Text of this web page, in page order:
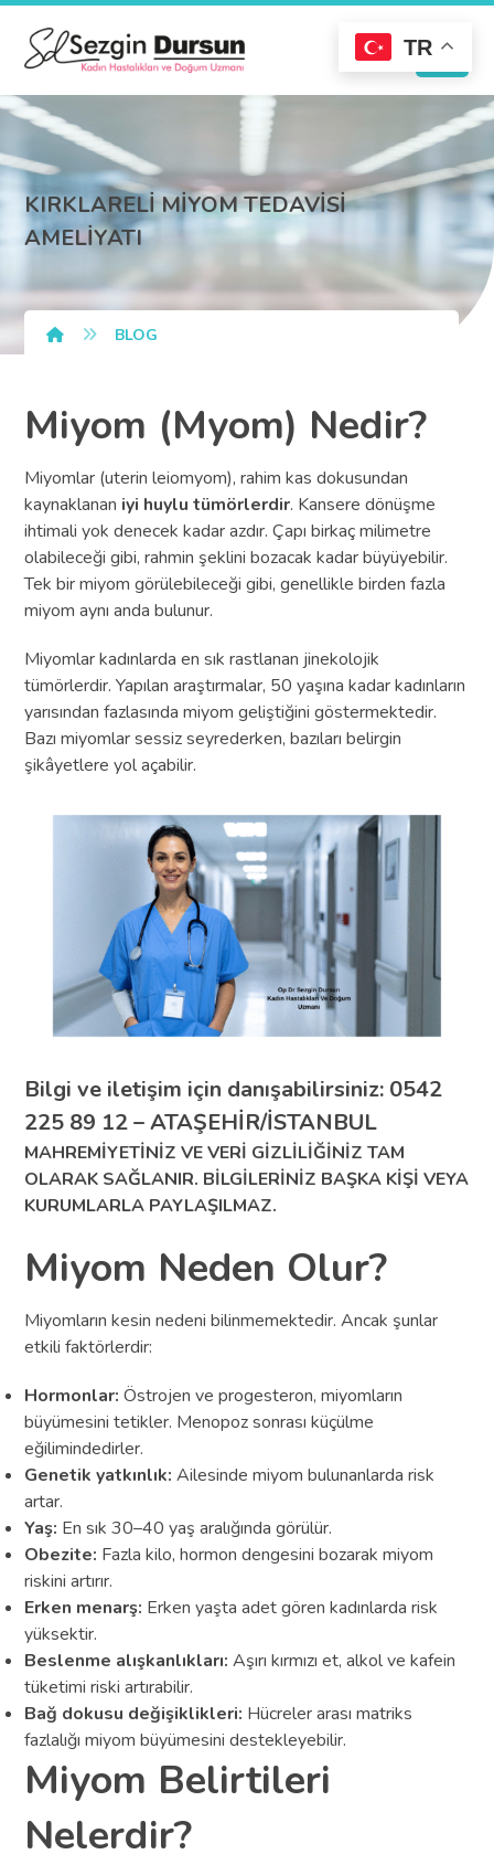
KIRKLARELİ MİYOM TEDAVİSİ
AMELİYATI
BLOG
Miyom (Myom) Nedir?
Miyomlar (uterin leiomyom), rahim kas dokusundan
kaynaklanan iyi huylu tümörlerdir. Kansere dönüşme
ihtimali yok denecek kadar azdır. Çapı birkaç milimetre
olabileceği gibi, rahmin şeklini bozacak kadar büyüyebilir.
Tek bir miyom görülebileceği gibi, genellikle birden fazla
miyom aynı anda bulunur.
Miyomlar kadınlarda en sık rastlanan jinekolojik
tümörlerdir. Yapılan araştırmalar, 50 yaşına kadar kadınların
yarısından fazlasında miyom geliştiğini göstermektedir.
Bazı miyomlar sessiz seyrederken, bazıları belirgin
şikâyetlere yol açabilir.
Bilgi ve iletişim için danışabilirsiniz: 0542
225 89 12 – ATAŞEHİR/İSTANBUL
MAHREMİYETİNİZ VE VERİ GİZLİLİĞİNİZ TAM
OLARAK SAĞLANIR. BİLGİLERİNİZ BAŞKA KİŞİ VEYA
KURUMLARLA PAYLAŞILMAZ.
Miyom Neden Olur?
Miyomların kesin nedeni bilinmemektedir. Ancak şunlar
etkili faktörlerdir:
Hormonlar: Östrojen ve progesteron, miyomların
büyümesini tetikler. Menopoz sonrası küçülme
eğilimindedirler.
Genetik yatkınlık: Ailesinde miyom bulunanlarda risk
artar.
Yaş: En sık 30–40 yaş aralığında görülür.
Obezite: Fazla kilo, hormon dengesini bozarak miyom
riskini artırır.
Erken menarş: Erken yaşta adet gören kadınlarda risk
yüksektir.
Beslenme alışkanlıkları: Aşırı kırmızı et, alkol ve kafein
tüketimi riski artırabilir.
Bağ dokusu değişiklikleri: Hücreler arası matriks
fazlalığı miyom büyümesini destekleyebilir.
Miyom Belirtileri
Nelerdir?
TR